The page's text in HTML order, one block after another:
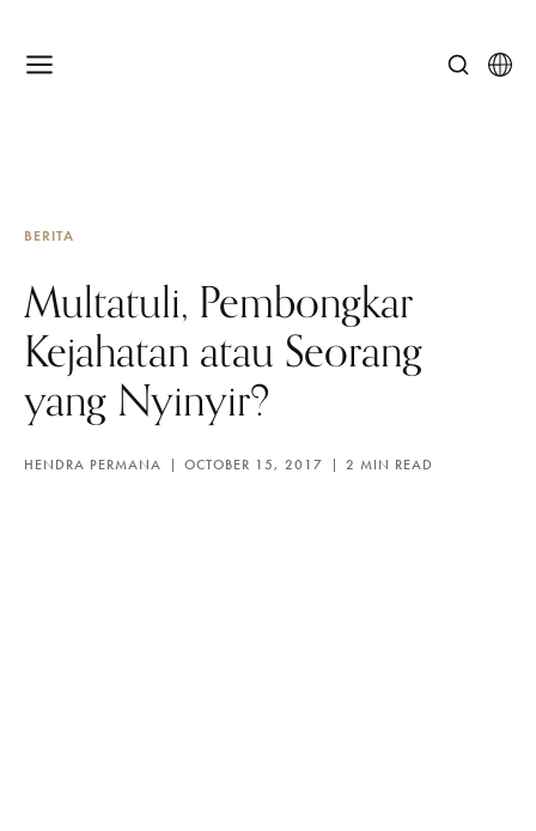
BERITA
Multatuli, Pembongkar
Kejahatan atau Seorang
yang Nyinyir?
HENDRA PERMANA OCTOBER 15, 2017 2 MIN READ